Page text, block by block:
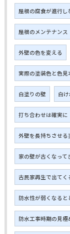
屋根の腐食が進行し
屋根のメンテナンス
外壁の色を変える
実際の塗装色と色見
白塗りの壁 白
打ち合わせは確実に
外壁を長持ちさせる
家の壁が古くなって
古民家再生で出てく
防水性が弱くなると
防水工事時期の見極